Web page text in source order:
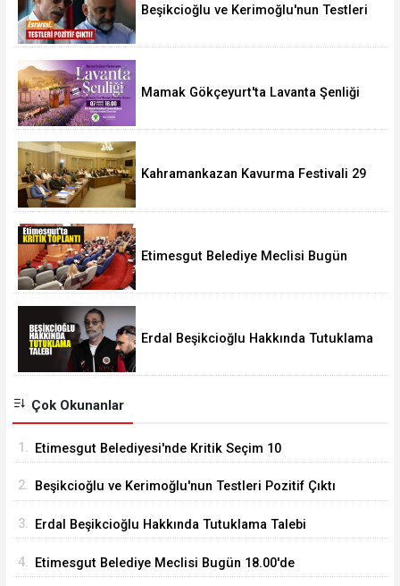
Beşikcioğlu ve Kerimoğlu'nun Testleri
Mamak Gökçeyurt'ta Lavanta Şenliği
Kahramankazan Kavurma Festivali 29
Etimesgut Belediye Meclisi Bugün
Erdal Beşikcioğlu Hakkında Tutuklama
Çok Okunanlar
1. Etimesgut Belediyesi'nde Kritik Seçim 10
2. Beşikcioğlu ve Kerimoğlu'nun Testleri Pozitif Çıktı
3. Erdal Beşikcioğlu Hakkında Tutuklama Talebi
4. Etimesgut Belediye Meclisi Bugün 18.00'de